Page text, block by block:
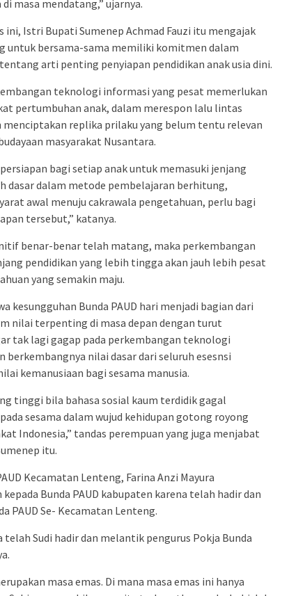
masa mendatang,” ujarnya.
ini, Istri Bupati Sumenep Achmad Fauzi itu mengajak
untuk bersama-sama memiliki komitmen dalam
arti penting penyiapan pendidikan anak usia dini.
teknologi informasi yang pesat memerlukan
pertumbuhan anak, dalam merespon lalu lintas
replika prilaku yang belum tentu relevan
masyarakat Nusantara.
bagi setiap anak untuk memasuki jenjang
dasar dalam metode pembelajaran berhitung,
awal menuju cakrawala pengetahuan, perlu bagi
tersebut,” katanya.
benar-benar telah matang, maka perkembangan
pendidikan yang lebih tingga akan jauh lebih pesat
yang semakin maju.
kesungguhan Bunda PAUD hari menjadi bagian dari
nilai terpenting di masa depan dengan turut
tak lagi gagap pada perkembangan teknologi
nilai dasar dari seluruh esesnsi
kemanusiaan bagi sesama manusia.
tinggi bila bahasa sosial kaum terdidik gagal
sesama dalam wujud kehidupan gotong royong
Indonesia,” tandas perempuan yang juga menjabat
itu.
Kecamatan Lenteng, Farina Anzi Mayura
Bunda PAUD kabupaten karena telah hadir dan
PAUD Se- Kecamatan Lenteng.
telah Sudi hadir dan melantik pengurus Pokja Bunda
masa emas. Di mana masa emas ini hanya